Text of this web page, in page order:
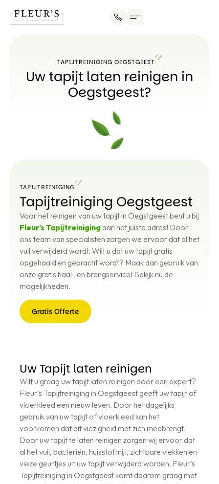
TAPIJTREINIGING OEGSTGEEST
Uw tapijt laten reinigen in
Oegstgeest?
TAPIJTREINIGING
Tapijtreiniging Oegstgeest
Voor het reinigen van uw tapijt in Oegstgeest bent u bij
Fleur’s Tapijtreiniging aan het juiste adres! Door
ons team van specialisten zorgen we ervoor dat al het
vuil verwijderd wordt. Wilt u dat uw tapijt gratis
opgehaald en gebracht wordt? Maak dan gebruik van
onze gratis haal- en brengservice! Bekijk nu de
mogelijkheden.
Gratis Offerte
Uw Tapijt laten reinigen
Wilt u graag uw tapijt laten reinigen door een expert?
Fleur’s Tapijtreiniging in Oegstgeest geeft uw tapijt of
vloerkleed een nieuw leven. Door het dagelijks
gebruik van uw tapijt of vloerkleed kan het
voorkomen dat dit viezigheid met zich meebrengt.
Door uw tapijt te laten reinigen zorgen wij ervoor dat
al het vuil, bacteriën, huisstofmijt, zichtbare vlekken en
vieze geurtjes uit uw tapijt verwijderd worden. Fleur’s
Tapijtreiniging in Oegstgeest komt daarom graag met